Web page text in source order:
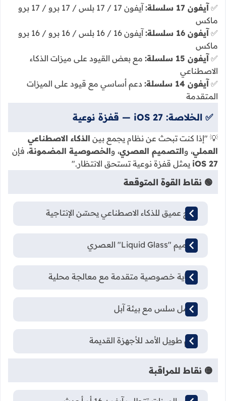
✅ آيفون 17 سلسلة:
آيفون 17 / 17 بلس / 17 برو / 17 برو
ماكس
✅ آيفون 16 سلسلة:
آيفون 16 / 16 بلس / 16 برو / 16 برو
ماكس
✅ آيفون 15 سلسلة:
مع بعض القيود على ميزات الذكاء
الاصطناعي
✅ آيفون 14 سلسلة:
دعم أساسي مع قيود على الميزات
المتقدمة
✅ الخلاصة: iOS 27 — قفزة نوعية
💡 "إذا كنت تبحث عن نظام يجمع بين الذكاء الاصطناعي
العملي، والتصميم العصري، والخصوصية المضمونة، فإن
iOS 27 يمثل قفزة نوعية تستحق الانتظار."
🟢 نقاط القوة المتوقعة
دمج عميق للذكاء الاصطناعي يحسّن الإنتاجية
تصميم "Liquid Glass" العصري
حماية خصوصية متقدمة مع معالجة محلية
تكامل سلس مع بيئة آبل
دعم طويل الأمد للأجهزة القديمة
🟡 نقاط للمراقبة